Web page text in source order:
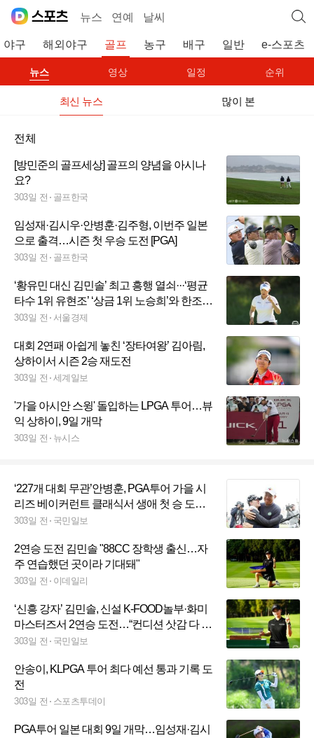
뉴스 연예 날씨
야구 해외야구 골프 농구 배구 일반 e-스포츠
뉴스 영상 일정 순위
최신 뉴스 많이 본
전체
[방민준의 골프세상] 골프의 양념을 아시나
요?
303일 전 골프한국
임성재·김시우·안병훈·김주형, 이번주 일본
으로 출격…시즌 첫 우승 도전 [PGA]
303일 전 골프한국
‘황유민 대신 김민솔’ 최고 흥행 열쇠···‘평균
타수 1위 유현조’ ‘상금 1위 노승희’와 한조
맞대결
303일 전 서울경제
대회 2연패 아쉽게 놓친 ‘장타여왕’ 김아림,
상하이서 시즌 2승 재도전
303일 전 세계일보
'가을 아시안 스윙' 돌입하는 LPGA 투어…뷰
익 상하이, 9일 개막
303일 전 뉴시스
‘227개 대회 무관’안병훈, PGA투어 가을 시
리즈 베이커런트 클래식서 생애 첫 승 도
전…“우승이 목표다”
303일 전 국민일보
2연승 도전 김민솔 "88CC 장학생 출신…자
주 연습했던 곳이라 기대돼"
303일 전 이데일리
‘신흥 강자’ 김민솔, 신설 K-FOOD놀부·화미
마스터즈서 2연승 도전…“컨디션 삿감 다 좋
다”
303일 전 국민일보
안송이, KLPGA 투어 최다 예선 통과 기록 도
전
303일 전 스포츠투데이
PGA투어 일본 대회 9일 개막…임성재·김시